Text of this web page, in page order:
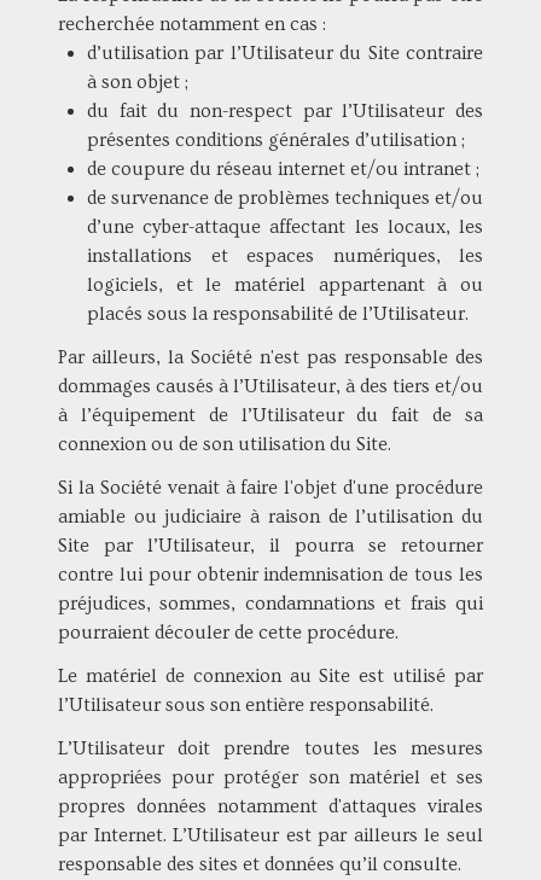
recherchée notamment en cas :
d’utilisation par l’Utilisateur du Site contraire
à son objet ;
du fait du non-respect par l’Utilisateur des
présentes conditions générales d’utilisation ;
de coupure du réseau internet et/ou intranet ;
de survenance de problèmes techniques et/ou
d’une cyber-attaque affectant les locaux, les
installations et espaces numériques, les
logiciels, et le matériel appartenant à ou
placés sous la responsabilité de l’Utilisateur.
Par ailleurs, la Société n'est pas responsable des
dommages causés à l’Utilisateur, à des tiers et/ou
à l’équipement de l’Utilisateur du fait de sa
connexion ou de son utilisation du Site.
Si la Société venait à faire l'objet d'une procédure
amiable ou judiciaire à raison de l’utilisation du
Site par l’Utilisateur, il pourra se retourner
contre lui pour obtenir indemnisation de tous les
préjudices, sommes, condamnations et frais qui
pourraient découler de cette procédure.
Le matériel de connexion au Site est utilisé par
l’Utilisateur sous son entière responsabilité.
L’Utilisateur doit prendre toutes les mesures
appropriées pour protéger son matériel et ses
propres données notamment d'attaques virales
par Internet. L’Utilisateur est par ailleurs le seul
responsable des sites et données qu’il consulte.